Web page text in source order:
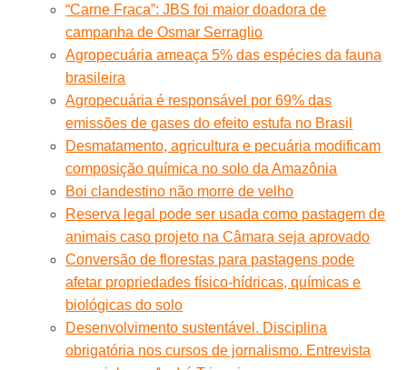
“Carne Fraca”: JBS foi maior doadora de
campanha de Osmar Serraglio
Agropecuária ameaça 5% das espécies da fauna
brasileira
Agropecuária é responsável por 69% das
emissões de gases do efeito estufa no Brasil
Desmatamento, agricultura e pecuária modificam
composição química no solo da Amazônia
Boi clandestino não morre de velho
Reserva legal pode ser usada como pastagem de
animais caso projeto na Câmara seja aprovado
Conversão de florestas para pastagens pode
afetar propriedades físico-hídricas, químicas e
biológicas do solo
Desenvolvimento sustentável. Disciplina
obrigatória nos cursos de jornalismo. Entrevista